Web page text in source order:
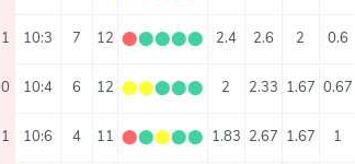
1 10:3 7 12 ⬤⬤⬤⬤⬤ 2.4 2.6 2 0.6
0 10:4 6 12 ⬤⬤⬤⬤⬤ 2 2.33 1.67 0.67
1 10:6 4 11 ⬤⬤⬤⬤⬤ 1.83 2.67 1.67 1